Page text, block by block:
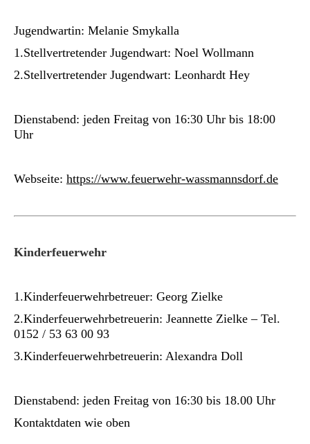
Jugendwartin: Melanie Smykalla
1.Stellvertretender Jugendwart: Noel Wollmann
2.Stellvertretender Jugendwart: Leonhardt Hey
Dienstabend: jeden Freitag von 16:30 Uhr bis 18:00
Uhr
Webseite: https://www.feuerwehr-wassmannsdorf.de
Kinderfeuerwehr
1.Kinderfeuerwehrbetreuer: Georg Zielke
2.Kinderfeuerwehrbetreuerin: Jeannette Zielke – Tel.
0152 / 53 63 00 93
3.Kinderfeuerwehrbetreuerin: Alexandra Doll
Dienstabend: jeden Freitag von 16:30 bis 18.00 Uhr
Kontaktdaten wie oben